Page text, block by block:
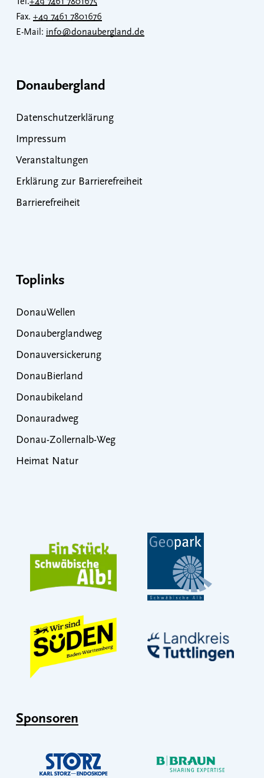
Fax. +49 7461 7801676
E-Mail: info@donaubergland.de
Donaubergland
Datenschutzerklärung
Impressum
Veranstaltungen
Erklärung zur Barrierefreiheit
Barrierefreiheit
Toplinks
DonauWellen
Donauberglandweg
Donauversickerung
DonauBierland
Donaubikeland
Donauradweg
Donau-Zollernalb-Weg
Heimat Natur
Sponsoren